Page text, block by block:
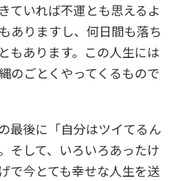
ていれば不運とも思えるよ
ありますし、何日間も落ち
もあります。この人生には
のごとくやってくるもので
最後に「自分はツイてるん
そして、いろいろあったけ
で今とても幸せな人生を送